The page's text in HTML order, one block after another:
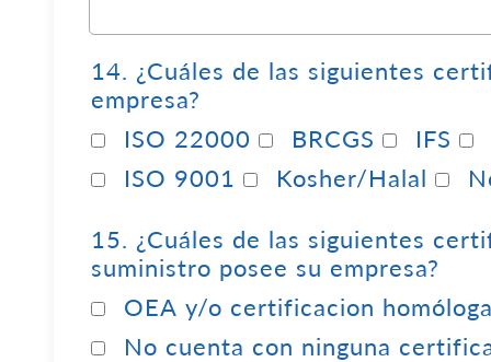
14. ¿Cuáles de las siguientes
empresa?
ISO 22000
BRCGS
IFS
ISO 9001
Kosher/Halal
15. ¿Cuáles de las siguientes
suministro posee su empresa?
OEA y/o certificacion
No cuenta con ninguna